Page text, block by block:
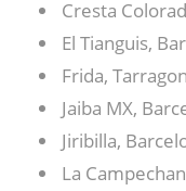
Cresta
El Tianguis,
Frida,
Jaiba MX,
Jiribilla,
La